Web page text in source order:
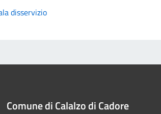
disservizio
Comune di Calalzo di Cadore